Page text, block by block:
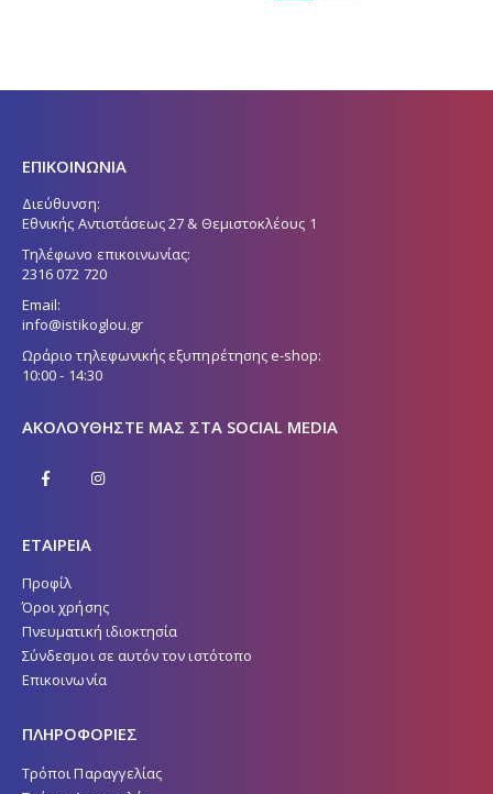
ΕΠΙΚΟΙΝΩΝΙΑ
Διεύθυνση:
Εθνικής Αντιστάσεως 27 & Θεμιστοκλέους 1
Τηλέφωνο επικοινωνίας:
2316 072 720
Email:
info@istikoglou.gr
Ωράριο τηλεφωνικής εξυπηρέτησης e-shop:
10:00 - 14:30
ΑΚΟΛΟΥΘΉΣΤΕ ΜΑΣ ΣΤΑ SOCIAL MEDIA
ΕΤΑΙΡΕΙΑ
Προφίλ
Όροι χρήσης
Πνευματική ιδιοκτησία
Σύνδεσμοι σε αυτόν τον ιστότοπο
Επικοινωνία
ΠΛΗΡΟΦΟΡΙΕΣ
Τρόποι Παραγγελίας